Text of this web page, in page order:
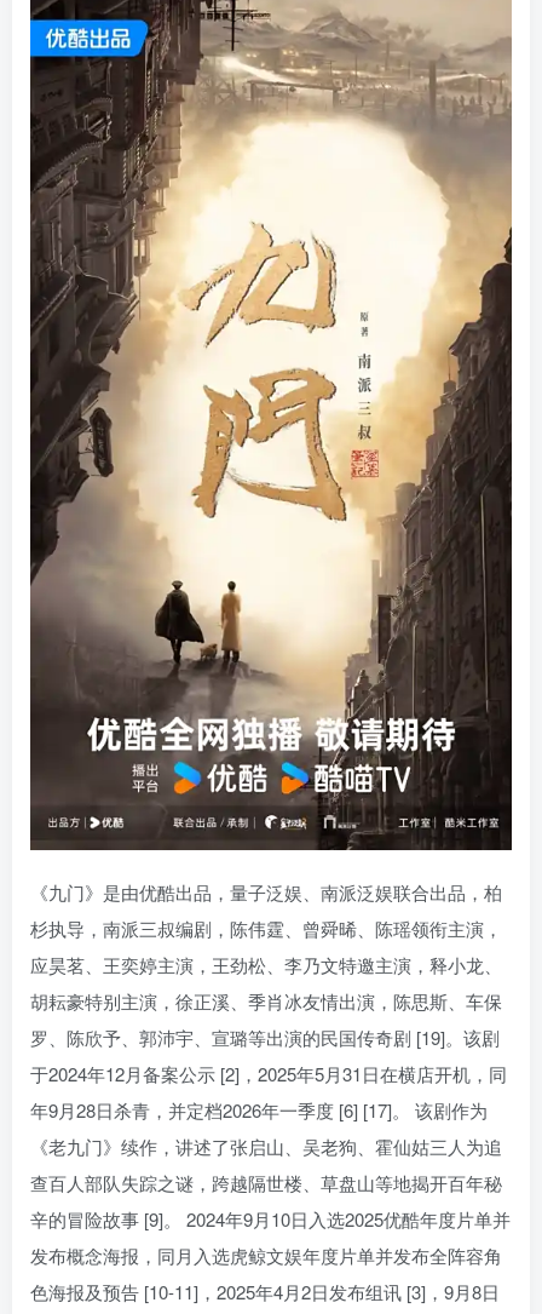
《九门》是由优酷出品，量子泛娱、南派泛娱联合出品，柏
杉执导，南派三叔编剧，陈伟霆、曾舜晞、陈瑶领衔主演，
应昊茗、王奕婷主演，王劲松、李乃文特邀主演，释小龙、
胡耘豪特别主演，徐正溪、季肖冰友情出演，陈思斯、车保
罗、陈欣予、郭沛宇、宣璐等出演的民国传奇剧 [19]。该剧
于2024年12月备案公示 [2]，2025年5月31日在横店开机，同
年9月28日杀青，并定档2026年一季度 [6] [17]。 该剧作为
《老九门》续作，讲述了张启山、吴老狗、霍仙姑三人为追
查百人部队失踪之谜，跨越隔世楼、草盘山等地揭开百年秘
辛的冒险故事 [9]。 2024年9月10日入选2025优酷年度片单并
发布概念海报，同月入选虎鲸文娱年度片单并发布全阵容角
色海报及预告 [10-11]，2025年4月2日发布组讯 [3]，9月8日